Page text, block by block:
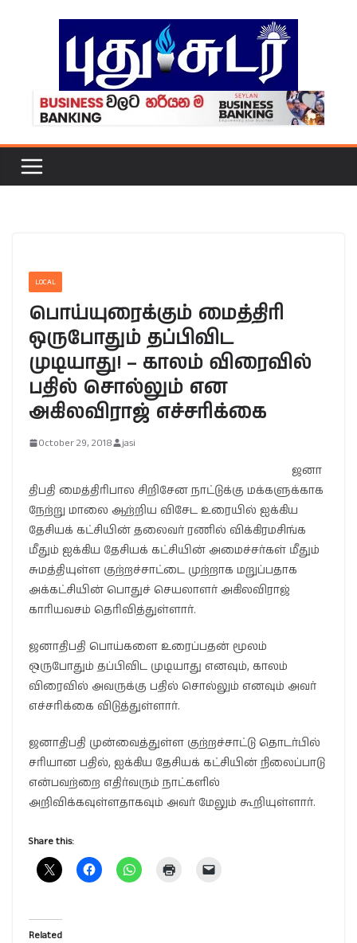
LOCAL
பொய்யுரைக்கும் மைத்திரி
ஒருபோதும் தப்பிவிட
முடியாது! – காலம் விரைவில்
பதில் சொல்லும் என
அகிலவிராஜ் எச்சரிக்கை
October 29, 2018 jasi
ஜனா
திபதி மைத்திரிபால சிறிசேன நாட்டுக்கு மக்களுக்காக
நேற்று மாலை ஆற்றிய விசேட உரையில் ஐக்கிய
தேசியக் கட்சியின் தலைவர் ரணில் விக்கிரமசிங்க
மீதும் ஐக்கிய தேசியக் கட்சியின் அமைச்சர்கள் மீதும்
சுமத்தியுள்ள குற்றச்சாட்டை முற்றாக மறுப்பதாக
அக்கட்சியின் பொதுச் செயலாளர் அகிலவிராஜ்
காரியவசம் தெரிவித்துள்ளார்.
ஜனாதிபதி பொய்களை உரைப்பதன் மூலம்
ஒருபோதும் தப்பிவிட முடியாது எனவும், காலம்
விரைவில் அவருக்கு பதில் சொல்லும் எனவும் அவர்
எச்சரிக்கை விடுத்துள்ளார்.
ஜனாதிபதி முன்வைத்துள்ள குற்றச்சாட்டு தொடர்பில்
சரியான பதில், ஐக்கிய தேசியக் கட்சியின் நிலைப்பாடு
என்பவற்றை எதிர்வரும் நாட்களில்
அறிவிக்கவுள்ளதாகவும் அவர் மேலும் கூறியுள்ளார்.
Share this:
Related